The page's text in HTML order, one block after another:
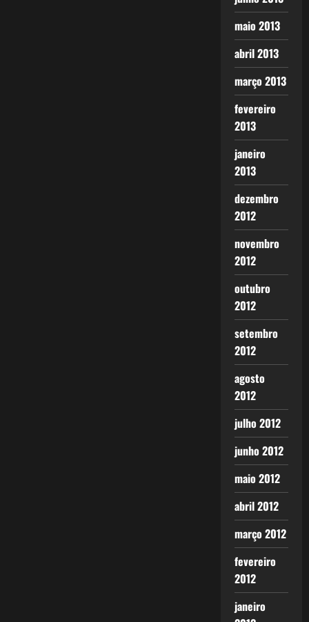
maio 2013
abril 2013
março 2013
fevereiro
2013
janeiro
2013
dezembro
2012
novembro
2012
outubro
2012
setembro
2012
agosto
2012
julho 2012
junho 2012
maio 2012
abril 2012
março 2012
fevereiro
2012
janeiro